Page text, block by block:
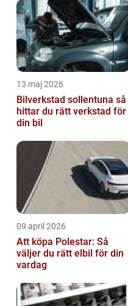
13 maj 2026
Bilverkstad sollentuna så
hittar du rätt verkstad för
din bil
09 april 2026
Att köpa Polestar: Så
väljer du rätt elbil för din
vardag